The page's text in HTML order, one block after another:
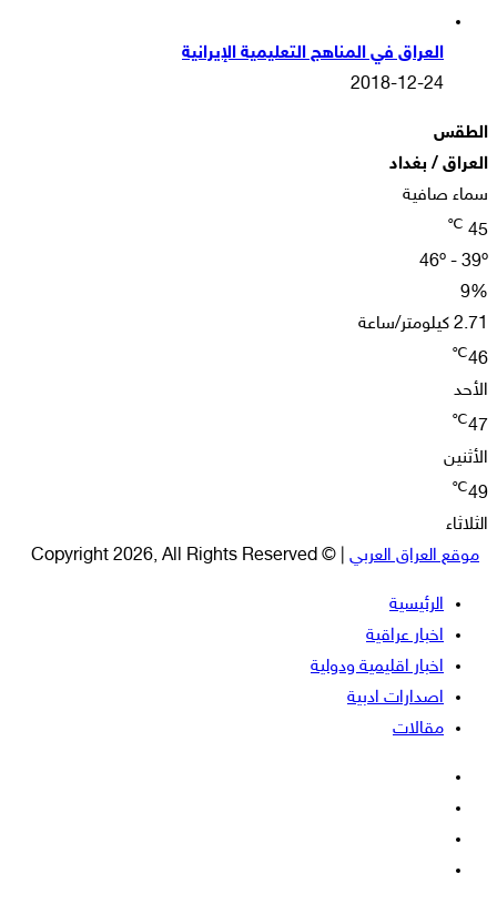
العراق في المناهج التعليمية الإيرانية
2018-12-24
الطقس
العراق / بغداد
سماء صافية
45
℃
46º - 39º
9%
2.71 كيلومتر/ساعة
46
℃
الأحد
47
℃
الأثنين
49
℃
الثلاثاء
موقع العراق العربي | © Copyright 2026, All Rights Reserved
الرئيسية
اخبار عراقية
اخبار اقليمية ودولية
اصدارات ادبية
مقالات